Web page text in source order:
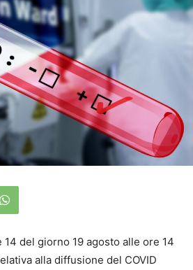
del giorno 19 agosto alle ore 14
alla diffusione del COVID